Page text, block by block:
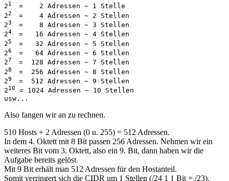
21 =    2 Adressen ~ 1 Stelle
22 =    4 Adressen ~ 2 Stellen
23 =    8 Adressen ~ 3 Stellen
24 =   16 Adressen ~ 4 Stellen
25 =   32 Adressen ~ 5 Stellen
26 =   64 Adressen ~ 6 Stellen
27 =  128 Adressen ~ 7 Stellen
28 =  256 Adressen ~ 8 Stellen
29 =  512 Adressen ~ 9 Stellen
210
= 1024 Adressen ~ 10 Stellen
usw...
Also fangen wir an zu rechnen.
510 Hosts + 2 Adressen (0 u. 255) = 512 Adressen.
In dem 4. Oktett mit 8 Bit passen 256 Adressen. Nehmen wir ein
weiteres Bit vom 3. Oktett, also ein 9. Bit, dann haben wir die
Aufgabe bereits gelöst.
Mit 9 Bit erhält man 512 Adressen für den Hostanteil.
Somit verringert sich die CIDR um 1 Stellen (/24 1 1 Bit = /23).